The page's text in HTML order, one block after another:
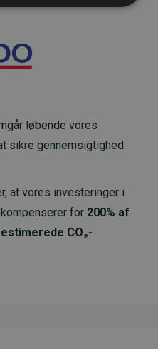
løbende vores
sikre gennemsigtighed
at vores investeringer i
for 200% af
CO₂-